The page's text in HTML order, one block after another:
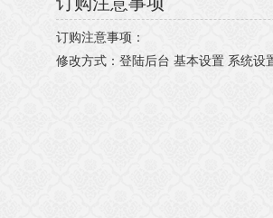
订购注意事项：
修改方式：登陆后台 基本设置 系统